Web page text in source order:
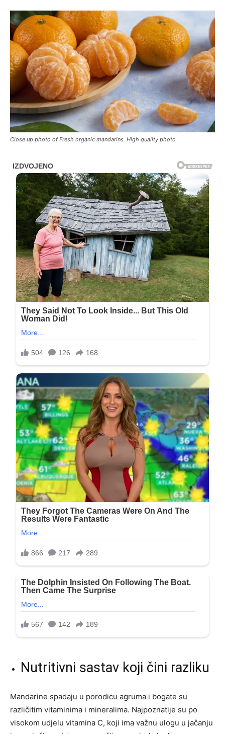
Close up photo of Fresh organic mandarins. High quality photo
Nutritivni sastav koji čini razliku
Mandarine spadaju u porodicu agruma i bogate su
različitim vitaminima i mineralima. Najpoznatije su po
visokom udjelu vitamina C, koji ima važnu ulogu u jačanju